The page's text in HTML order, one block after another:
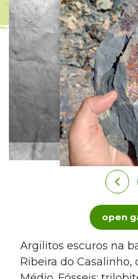
open
Argilitos escuros na
Ribeira do Casalinho,